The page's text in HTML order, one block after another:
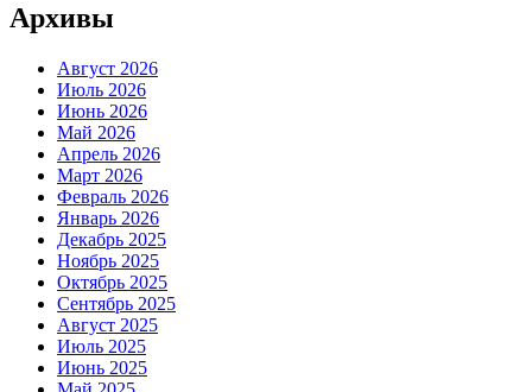
Архивы
Август 2026
Июль 2026
Июнь 2026
Май 2026
Апрель 2026
Март 2026
Февраль 2026
Январь 2026
Декабрь 2025
Ноябрь 2025
Октябрь 2025
Сентябрь 2025
Август 2025
Июль 2025
Июнь 2025